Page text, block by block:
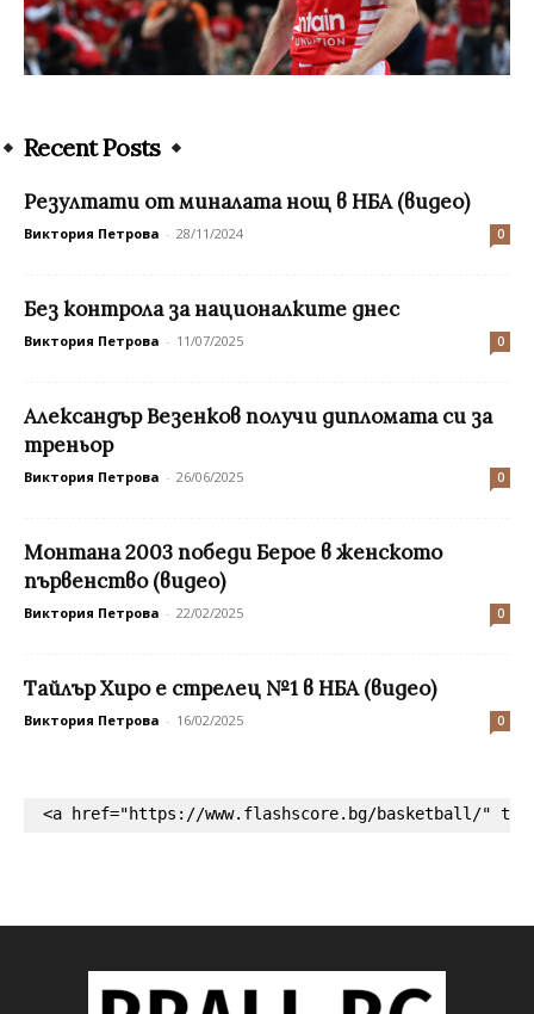
Recent Posts
Резултати от миналата нощ в НБА (видео)
Виктория Петрова - 28/11/2024 0
Без контрола за националките днес
Виктория Петрова - 11/07/2025 0
Александър Везенков получи дипломата си за
треньор
Виктория Петрова - 26/06/2025 0
Монтана 2003 победи Берое в женското
първенство (видео)
Виктория Петрова - 22/02/2025 0
Тайлър Хиро е стрелец №1 в НБА (видео)
Виктория Петрова - 16/02/2025 0
<a href="https://www.flashscore.bg/basketball/"